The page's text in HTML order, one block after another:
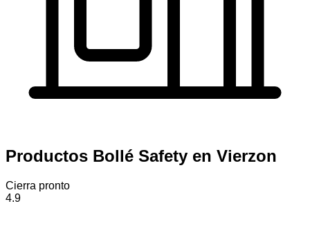
Productos Bollé Safety en Vierzon
Cierra pronto
4.9